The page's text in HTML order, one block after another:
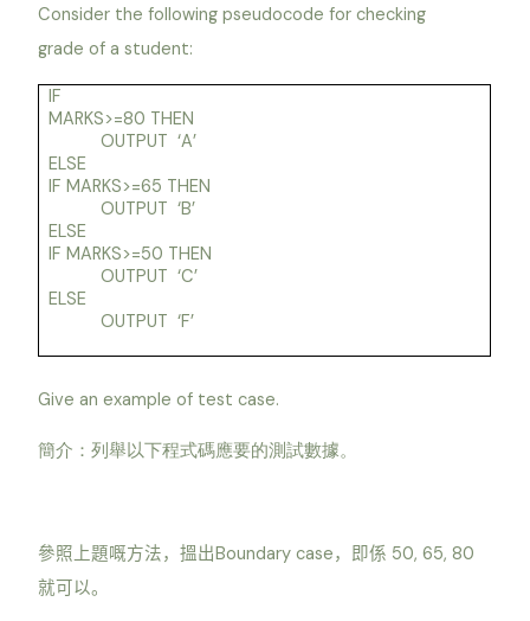
Consider the following pseudocode for checking
grade of a student:
IF
MARKS>=80 THEN
OUTPUT ‘A’
ELSE
IF MARKS>=65 THEN
OUTPUT ‘B’
ELSE
IF MARKS>=50 THEN
OUTPUT ‘C’
ELSE
OUTPUT ‘F’
Give an example of test case.
簡介：列舉以下程式碼應要的測試數據。
參照上題嘅方法，搵出Boundary case，即係 50, 65, 80
就可以。